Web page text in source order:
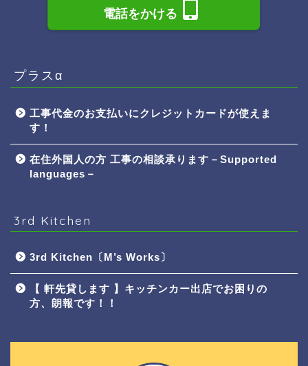
電話をかける
プラスα
工事代金のお支払いにクレジットカードが使えま
す！
在住外国人の方 工事の相談承ります－Supported
languages－
3rd Kitchen
3rd Kitchen〔M’s Works〕
【 軒先貸します 】キッチンカー出店でお困りの
方、朗報です！！